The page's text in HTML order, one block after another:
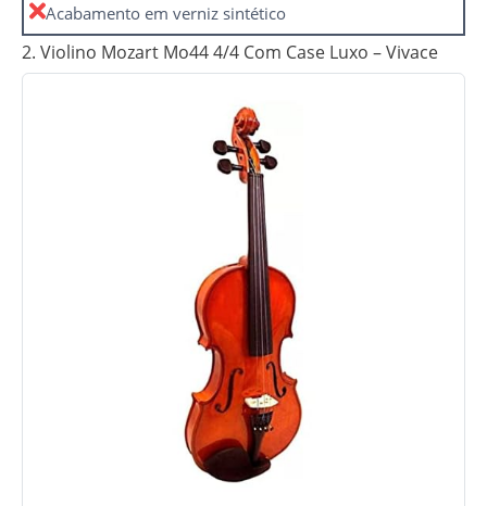
Acabamento em verniz sintético
2. Violino Mozart Mo44 4/4 Com Case Luxo – Vivace